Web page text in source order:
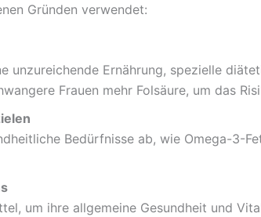
Gründen verwendet:
unzureichende Ernährung, spezielle
Frauen mehr Folsäure, um das
Bedürfnisse ab, wie Omega-3-
um ihre allgemeine Gesundheit und